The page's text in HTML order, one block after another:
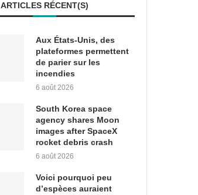
ARTICLES RÉCENT(S)
Aux États-Unis, des
plateformes permettent
de parier sur les
incendies
6 août 2026
South Korea space
agency shares Moon
images after SpaceX
rocket debris crash
6 août 2026
Voici pourquoi peu
d’espèces auraient